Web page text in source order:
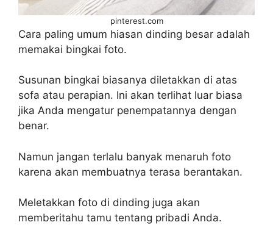
pinterest.com
Cara paling umum hiasan dinding besar adalah
memakai bingkai foto.
Susunan bingkai biasanya diletakkan di atas
sofa atau perapian. Ini akan terlihat luar biasa
jika Anda mengatur penempatannya dengan
benar.
Namun jangan terlalu banyak menaruh foto
karena akan membuatnya terasa berantakan.
Meletakkan foto di dinding juga akan
memberitahu tamu tentang pribadi Anda.